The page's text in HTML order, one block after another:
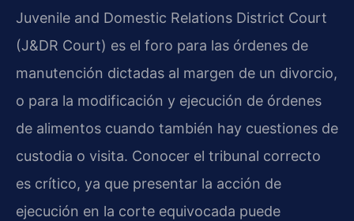
Juvenile and Domestic Relations District Court
(J&DR Court) es el foro para las órdenes de
manutención dictadas al margen de un divorcio,
o para la modificación y ejecución de órdenes
de alimentos cuando también hay cuestiones de
custodia o visita. Conocer el tribunal correcto
es crítico, ya que presentar la acción de
ejecución en la corte equivocada puede